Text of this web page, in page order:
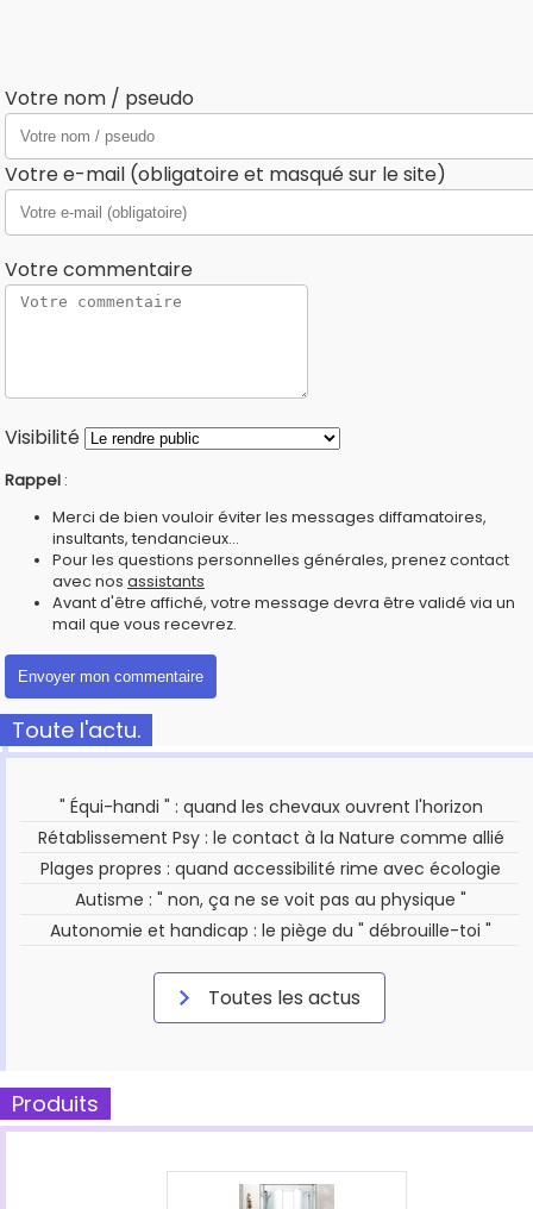
Votre nom / pseudo
Votre e-mail (obligatoire et masqué sur le site)
Votre commentaire
Visibilité
Rappel :
Merci de bien vouloir éviter les messages diffamatoires,
insultants, tendancieux...
Pour les questions personnelles générales, prenez contact
avec nos assistants
Avant d'être affiché, votre message devra être validé via un
mail que vous recevrez.
Toute l'actu.
" Équi-handi " : quand les chevaux ouvrent l'horizon
Rétablissement Psy : le contact à la Nature comme allié
Plages propres : quand accessibilité rime avec écologie
Autisme : " non, ça ne se voit pas au physique "
Autonomie et handicap : le piège du " débrouille-toi "
Toutes les actus
Produits